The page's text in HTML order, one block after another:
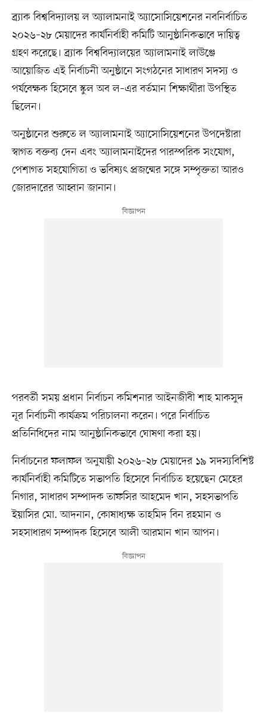
ব্র্যাক বিশ্ববিদ্যালয় ল অ্যালামনাই অ্যাসোসিয়েশনের নবনির্বাচিত
২০২৬–২৮ মেয়াদের কার্যনির্বাহী কমিটি আনুষ্ঠানিকভাবে দায়িত্ব
গ্রহণ করেছে। ব্র্যাক বিশ্ববিদ্যালয়ের অ্যালামনাই লাউঞ্জে
আয়োজিত এই নির্বাচনী অনুষ্ঠানে সংগঠনের সাধারণ সদস্য ও
পর্যবেক্ষক হিসেবে স্কুল অব ল–এর বর্তমান শিক্ষার্থীরা উপস্থিত
ছিলেন।
অনুষ্ঠানের শুরুতে ল অ্যালামনাই অ্যাসোসিয়েশনের উপদেষ্টারা
স্বাগত বক্তব্য দেন এবং অ্যালামনাইদের পারস্পরিক সংযোগ,
পেশাগত সহযোগিতা ও ভবিষ্যৎ প্রজন্মের সঙ্গে সম্পৃক্ততা আরও
জোরদারের আহ্বান জানান।
পরবর্তী সময় প্রধান নির্বাচন কমিশনার আইনজীবী শাহ মাকসুদ
নূর নির্বাচনী কার্যক্রম পরিচালনা করেন। পরে নির্বাচিত
প্রতিনিধিদের নাম আনুষ্ঠানিকভাবে ঘোষণা করা হয়।
নির্বাচনের ফলাফল অনুযায়ী ২০২৬–২৮ মেয়াদের ১৯ সদস্যবিশিষ্ট
কার্যনির্বাহী কমিটিতে সভাপতি হিসেবে নির্বাচিত হয়েছেন মেহের
নিগার, সাধারণ সম্পাদক তাফসির আহমেদ খান, সহসভাপতি
ইয়াসির মো. আদনান, কোষাধ্যক্ষ তাহমিদ বিন রহমান ও
সহসাধারণ সম্পাদক হিসেবে আলী আরমান খান আপন।